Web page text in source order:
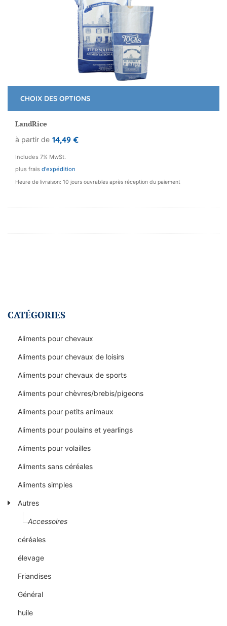
CATÉGORIES
Aliments pour chevaux
Aliments pour chevaux de loisirs
Aliments pour chevaux de sports
Aliments pour chèvres/brebis/pigeons
Aliments pour petits animaux
Aliments pour poulains et yearlings
Aliments pour volailles
Aliments sans céréales
Aliments simples
Autres
Accessoires
céréales
élevage
Friandises
Général
huile
LandRice
à partir de 14,49 €
Includes 7% MwSt.
plus frais d'expédition
Heure de livraison: 10 jours ouvrables après réception du paiement
CHOIX DES OPTIONS
Ce
a
plusieurs
Les